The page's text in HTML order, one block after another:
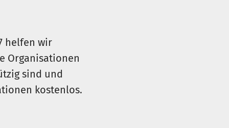
weitere soziale Projekte
Produktions- und
helfen wir
Organisationen
sind und
kostenlos.